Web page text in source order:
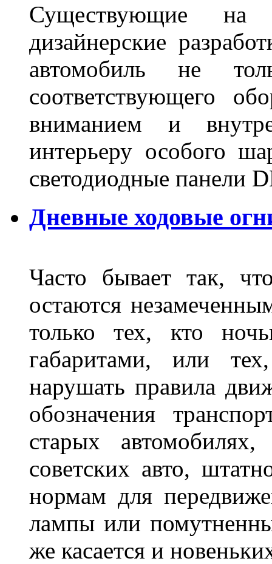
Существующие
дизайнерские
автомобиль не
соответствующего
вниманием и
интерьеру особого
светодиодные панели
Дневные ходовые
Часто бывает так,
остаются
только тех, кто
габаритами, или
нарушать правила
обозначения
старых
советских авто,
нормам для
лампы или
же касается и